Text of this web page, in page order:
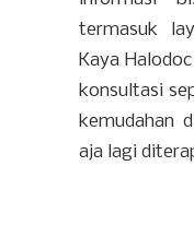
termasuk
Kaya
konsultasi
kemudahan
aja lagi